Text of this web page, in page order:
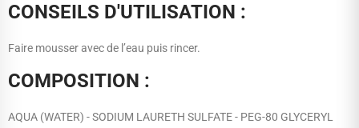
CONSEILS D'UTILISATION :
Faire mousser avec de l’eau puis rincer.
COMPOSITION :
AQUA (WATER) - SODIUM LAURETH SULFATE - PEG-80 GLYCERYL